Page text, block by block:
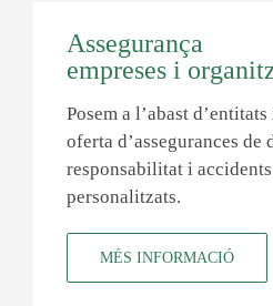
Assegurança
empreses i
Posem a l’abast
oferta d’assegurances de
responsabilitat i
personalitzats.
MÉS INFORMACIÓ